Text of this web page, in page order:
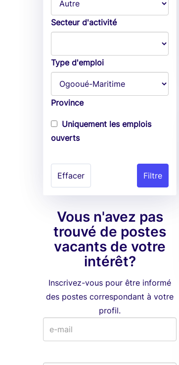
Secteur d'activité
Type d'emploi
Province
Uniquement les emplois
ouverts
Effacer
Vous n'avez pas
trouvé de postes
vacants de votre
intérêt?
Inscrivez-vous pour être informé
des postes correspondant à votre
profil.